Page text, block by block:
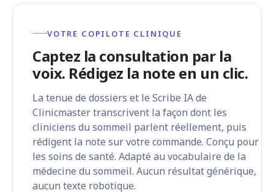
VOTRE COPILOTE CLINIQUE
Captez la consultation par la
voix. Rédigez la note en un clic.
La tenue de dossiers et le Scribe IA de
Clinicmaster transcrivent la façon dont les
cliniciens du sommeil parlent réellement, puis
rédigent la note sur votre commande. Conçu pour
les soins de santé. Adapté au vocabulaire de la
médecine du sommeil. Aucun résultat générique,
aucun texte robotique.